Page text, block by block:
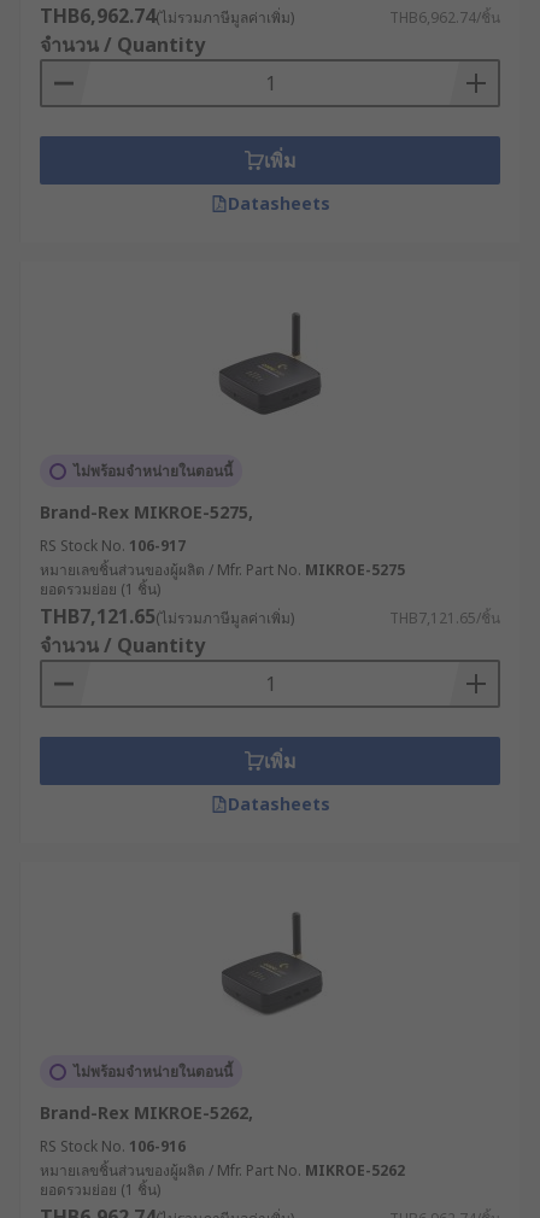
THB6,962.74(ไม่รวมภาษีมูลค่าเพิ่ม) THB6,962.74/ชิ้น
จำนวน / Quantity
เพิ่ม
Datasheets
ไม่พร้อมจำหน่ายในตอนนี้
Brand-Rex MIKROE-5275,
RS Stock No. 106-917
หมายเลขชิ้นส่วนของผู้ผลิต / Mfr. Part No. MIKROE-5275
ยอดรวมย่อย (1 ชิ้น)
THB7,121.65(ไม่รวมภาษีมูลค่าเพิ่ม) THB7,121.65/ชิ้น
จำนวน / Quantity
เพิ่ม
Datasheets
ไม่พร้อมจำหน่ายในตอนนี้
Brand-Rex MIKROE-5262,
RS Stock No. 106-916
หมายเลขชิ้นส่วนของผู้ผลิต / Mfr. Part No. MIKROE-5262
ยอดรวมย่อย (1 ชิ้น)